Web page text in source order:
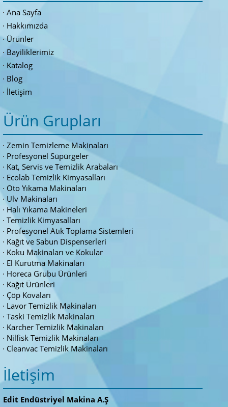
Ana Sayfa
Hakkımızda
Ürünler
Bayiliklerimiz
Katalog
Blog
İletişim
Ürün Grupları
Zemin Temizleme Makinaları
Profesyonel Süpürgeler
Kat, Servis ve Temizlik Arabaları
Ecolab Temizlik Kimyasalları
Oto Yıkama Makinaları
Ulv Makinaları
Halı Yıkama Makineleri
Temizlik Kimyasalları
Profesyonel Atık Toplama Sistemleri
Kağıt ve Sabun Dispenserleri
Koku Makinaları ve Kokular
El Kurutma Makinaları
Horeca Grubu Ürünleri
Kağıt Ürünleri
Çöp Kovaları
Lavor Temizlik Makinaları
Taski Temizlik Makinaları
Karcher Temizlik Makinaları
Nilfisk Temizlik Makinaları
Cleanvac Temizlik Makinaları
İletişim
Edit Endüstriyel Makina A.Ş